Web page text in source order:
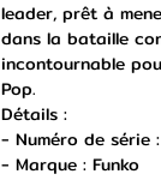
leader, prêt à
dans la bataille
incontournable
Pop.
Détails :
- Numéro de série
- Marque : Funko